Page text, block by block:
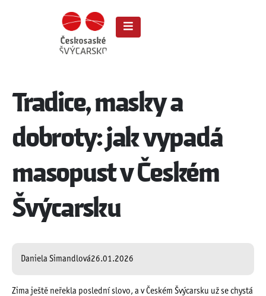
Tradice, masky a
dobroty: jak vypadá
masopust v Českém
Švýcarsku
Daniela Simandlová26.01.2026
Zima ještě neřekla poslední slovo, a v Českém Švýcarsku už se chystá